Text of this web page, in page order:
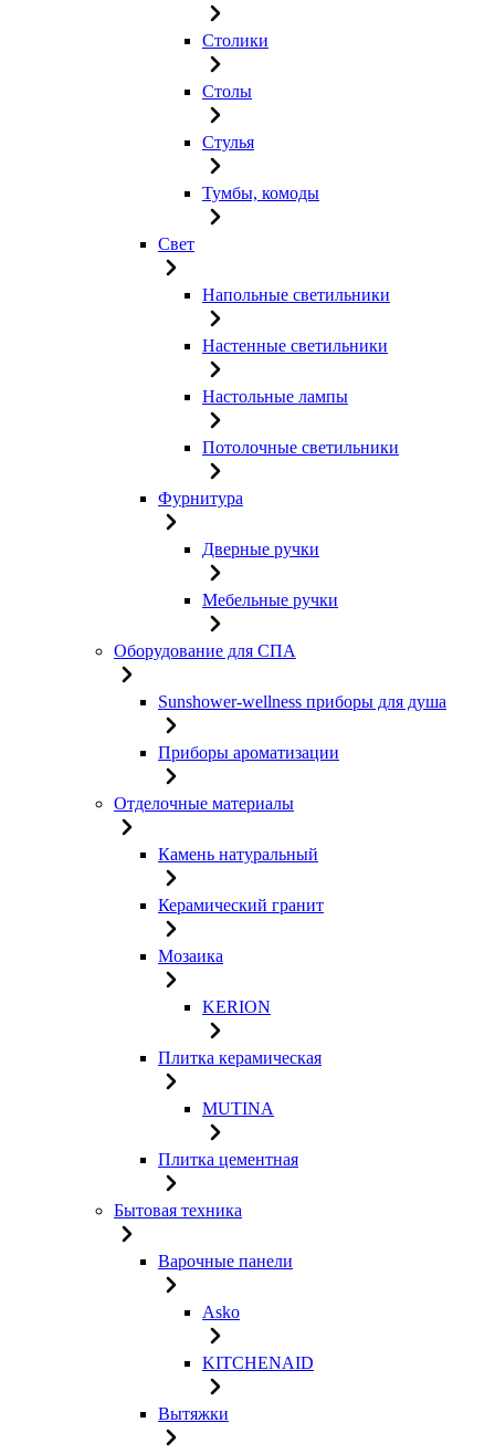
Столики
Столы
Стулья
Тумбы, комоды
Свет
Напольные светильники
Настенные светильники
Настольные лампы
Потолочные светильники
Фурнитура
Дверные ручки
Мебельные ручки
Оборудование для СПА
Sunshower-wellness приборы для душа
Приборы ароматизации
Отделочные материалы
Камень натуральный
Керамический гранит
Мозаика
KERION
Плитка керамическая
MUTINA
Плитка цементная
Бытовая техника
Варочные панели
Asko
KITCHENAID
Вытяжки